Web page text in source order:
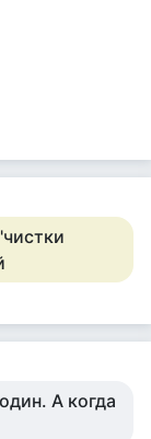
А когда